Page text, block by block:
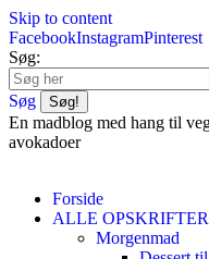
Skip to content
FacebookInstagramPinterest
Søg:
Søg
En madblog med hang til
avokadoer
Forside
ALLE OPSKRIFTER
Morgenmad